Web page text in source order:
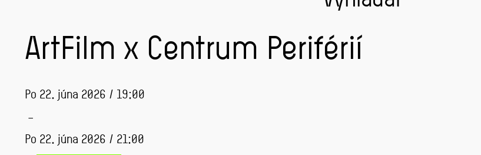
ArtFilm x Centrum Periférií
Po 22. júna 2026 / 19:00
–
Po 22. júna 2026 / 21:00